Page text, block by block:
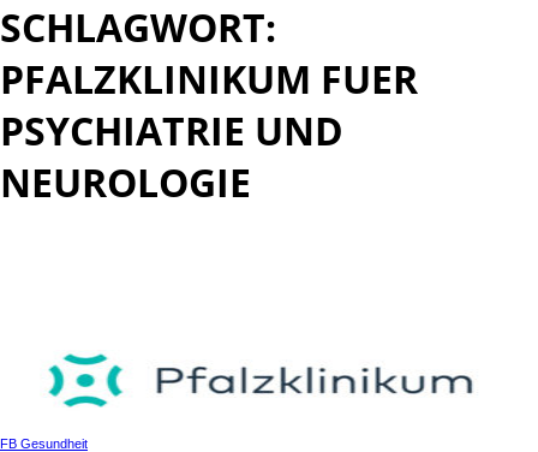
SCHLAGWORT:
PFALZKLINIKUM FUER
PSYCHIATRIE UND
NEUROLOGIE
FB Gesundheit